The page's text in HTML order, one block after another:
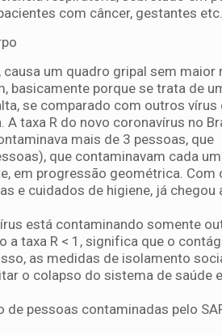
com câncer, gestantes
um quadro gripal sem maior
basicamente porque se trata de
se comparado com outros vírus
taxa R do novo coronavírus no
mais de 3 pessoas, que
que contaminavam cada
em progressão geométrica. Com
e cuidados de higiene, já chegou
está contaminando somente
a taxa R < 1, significa que o
as medidas de isolamento
o colapso do sistema de saúde
pessoas contaminadas pelo